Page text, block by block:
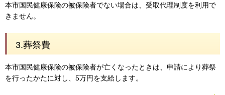
本市国民健康保険の被保険者でない場合は、受取代理制度を利用で
きません。
3.葬祭費
本市国民健康保険の被保険者が亡くなったときは、申請により葬祭
を行ったかたに対し、5万円を支給します。